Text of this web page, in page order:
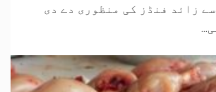
زائد فنڈز کی منظوری دے دی